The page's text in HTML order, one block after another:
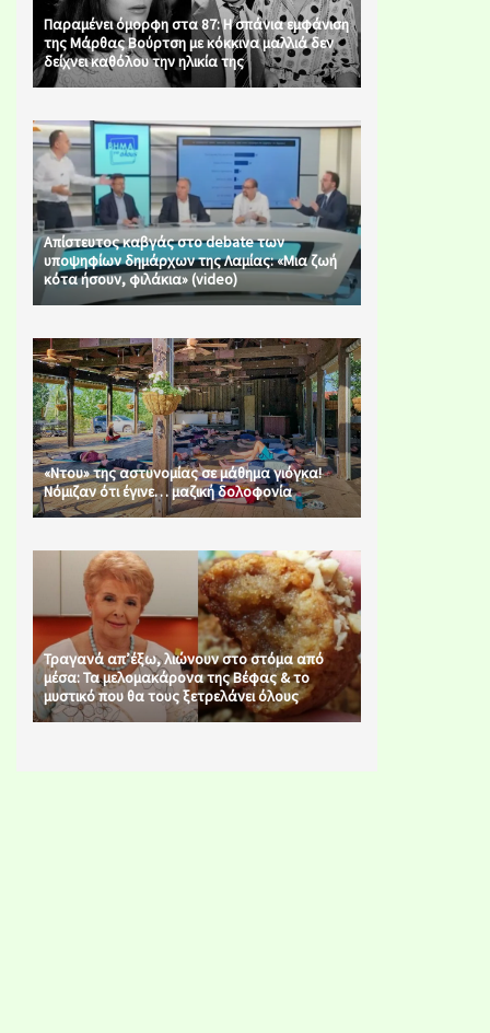
Παραμένει όμορφη στα 87: Η σπάνια εμφάνιση
της Μάρθας Βούρτση με κόκκινα μαλλιά δεν
δείχνει καθόλου την ηλικία της
Απίστευτος καβγάς στο debate των
υποψηφίων δημάρχων της Λαμίας: «Μια ζωή
κότα ήσουν, φιλάκια» (video)
«Ντου» της αστυνομίας σε μάθημα γιόγκα!
Νόμιζαν ότι έγινε… μαζική δολοφονία
Τραγανά απ’έξω, λιώνουν στο στόμα από
μέσα: Τα μελομακάρονα της Βέφας & το
μυστικό που θα τους ξετρελάνει όλους